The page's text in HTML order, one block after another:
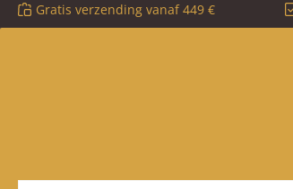
Gratis verzending vanaf 449 €